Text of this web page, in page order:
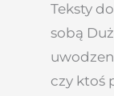
Teksty
sobą
czy ktoś